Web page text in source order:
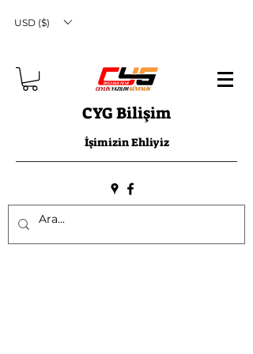
USD ($)
CYG Bilişim
İşimizin Ehliyiz